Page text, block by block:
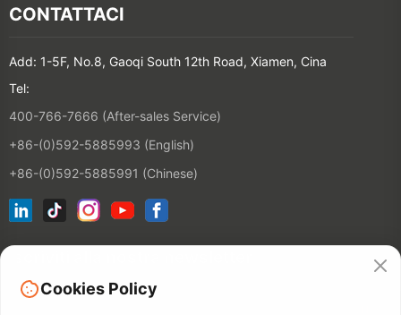
CONTATTACI
Add: 1-5F, No.8, Gaoqi South 12th Road, Xiamen, Cina
Tel:
400-766-7666 (After-sales Service)
+86-(0)592-5885993 (English)
+86-(0)592-5885991 (Chinese)
Cookies Policy